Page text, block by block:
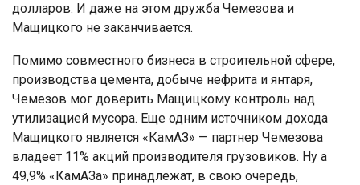
долларов. И даже на этом дружба Чемезова и
Мащицкого не заканчивается.
Помимо совместного бизнеса в строительной сфере,
производства цемента, добыче нефрита и янтаря,
Чемезов мог доверить Мащицкому контроль над
утилизацией мусора. Еще одним источником дохода
Мащицкого является «КамАЗ» — партнер Чемезова
владеет 11% акций производителя грузовиков. Ну а
49,9% «КамАЗа» принадлежат, в свою очередь,